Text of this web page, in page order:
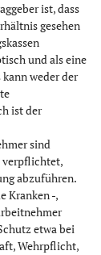
ist, dass
gesehen
und als eine
weder der
ist der
sind
verpflichtet,
abzuführen.
Kranken -,
etwa bei
Wehrpflicht,